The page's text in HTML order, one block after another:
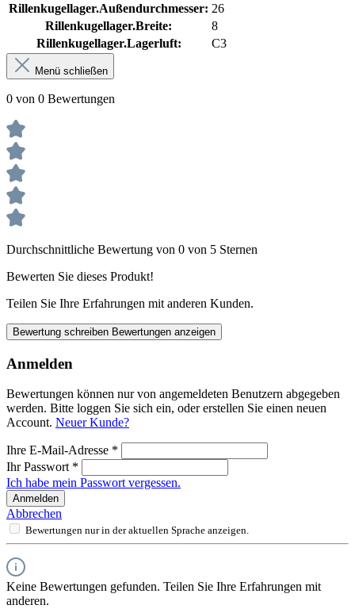
Rillenkugellager.Außendurchmesser: 26
Rillenkugellager.Breite:
8
Rillenkugellager.Lagerluft:
C3
Menü schließen
0 von 0 Bewertungen
Durchschnittliche Bewertung von 0 von 5 Sternen
Bewerten Sie dieses Produkt!
Teilen Sie Ihre Erfahrungen mit anderen Kunden.
Bewertung schreiben Bewertungen anzeigen
Anmelden
Bewertungen können nur von angemeldeten Benutzern abgegeben
werden. Bitte loggen Sie sich ein, oder erstellen Sie einen neuen
Account. Neuer Kunde?
Ihre E-Mail-Adresse *
Ihr Passwort *
Ich habe mein Passwort vergessen.
Anmelden
Abbrechen
Bewertungen nur in der aktuellen Sprache anzeigen.
Keine Bewertungen gefunden. Teilen Sie Ihre Erfahrungen mit
anderen.